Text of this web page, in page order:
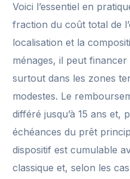
Voici l’essentiel en
fraction du coût total de
localisation et la
ménages, il peut
surtout dans les zones
modestes. Le
différé jusqu’à 15 ans et,
échéances du prêt
dispositif est cumulable
classique et, selon les